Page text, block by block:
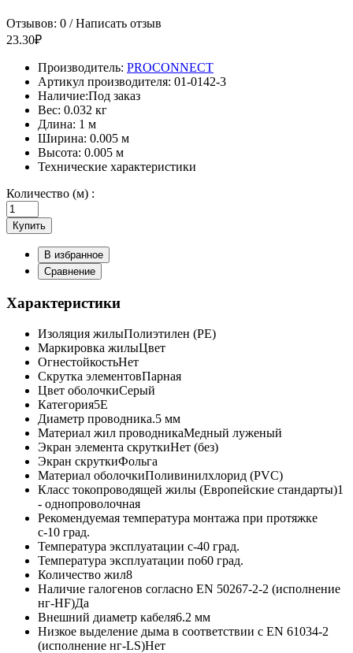
Отзывов: 0 /Написать отзыв
23.30₽
Производитель: PROCONNECT
Артикул производителя: 01-0142-3
Наличие:Под заказ
Вес: 0.032 кг
Длина: 1 м
Ширина: 0.005 м
Высота: 0.005 м
Технические характеристики
Количество (м) :
Купить
В избранное
Сравнение
Характеристики
Изоляция жилыПолиэтилен (PE)
Маркировка жилыЦвет
ОгнестойкостьНет
Скрутка элементовПарная
Цвет оболочкиСерый
Категория5E
Диаметр проводника.5 мм
Материал жил проводникаМедный луженый
Экран элемента скруткиНет (без)
Экран скруткиФольга
Материал оболочкиПоливинилхлорид (PVC)
Класс токопроводящей жилы (Европейские стандарты)1
- однопроволочная
Рекомендуемая температура монтажа при протяжке
с-10 град.
Температура эксплуатации с-40 град.
Температура эксплуатации по60 град.
Количество жил8
Наличие галогенов согласно EN 50267-2-2 (исполнение
нг-HF)Да
Внешний диаметр кабеля6.2 мм
Низкое выделение дыма в соответствии с EN 61034-2
(исполнение нг-LS)Нет